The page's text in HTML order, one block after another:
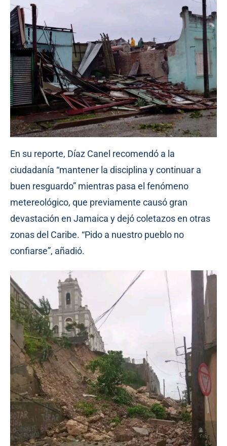
En su reporte, Díaz Canel recomendó a la
ciudadanía “mantener la disciplina y continuar a
buen resguardo” mientras pasa el fenómeno
metereológico, que previamente causó gran
devastación en Jamaica y dejó coletazos en otras
zonas del Caribe. “Pido a nuestro pueblo no
confiarse”, añadió.